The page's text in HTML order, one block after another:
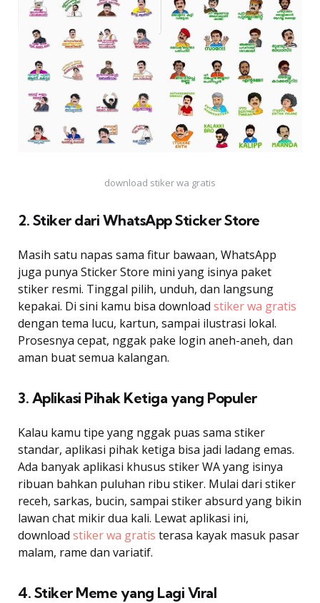
download stiker wa gratis
2. Stiker dari WhatsApp Sticker Store
Masih satu napas sama fitur bawaan, WhatsApp
juga punya Sticker Store mini yang isinya paket
stiker resmi. Tinggal pilih, unduh, dan langsung
kepakai. Di sini kamu bisa download stiker wa gratis
dengan tema lucu, kartun, sampai ilustrasi lokal.
Prosesnya cepat, nggak pake login aneh-aneh, dan
aman buat semua kalangan.
3. Aplikasi Pihak Ketiga yang Populer
Kalau kamu tipe yang nggak puas sama stiker
standar, aplikasi pihak ketiga bisa jadi ladang emas.
Ada banyak aplikasi khusus stiker WA yang isinya
ribuan bahkan puluhan ribu stiker. Mulai dari stiker
receh, sarkas, bucin, sampai stiker absurd yang bikin
lawan chat mikir dua kali. Lewat aplikasi ini,
download stiker wa gratis terasa kayak masuk pasar
malam, rame dan variatif.
4. Stiker Meme yang Lagi Viral